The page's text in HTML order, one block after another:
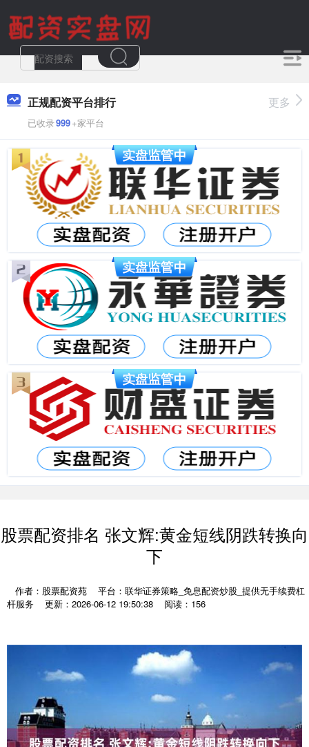
正规配资平台排行
已收录999+家平台
更多
股票配资排名 张文辉:黄金短线阴跌转换向
下
作者：股票配资苑
平台：联华证券策略_免息配资炒股_提供无手续费杠
杆服务
更新：2026-06-12 19:50:38 阅读：156